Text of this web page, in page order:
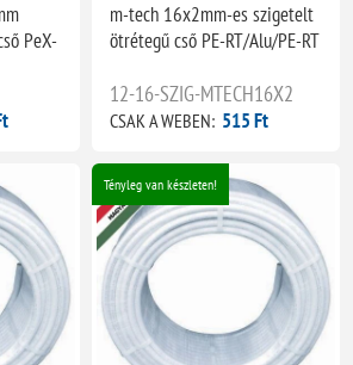
PeX-
m-tech 16x2mm-es szigetelt
ötrétegű cső PE-RT/Alu/PE-RT
12-16-SZIG-MTECH16X2
CSAK A WEBEN: 515 Ft
Tényleg van készleten!